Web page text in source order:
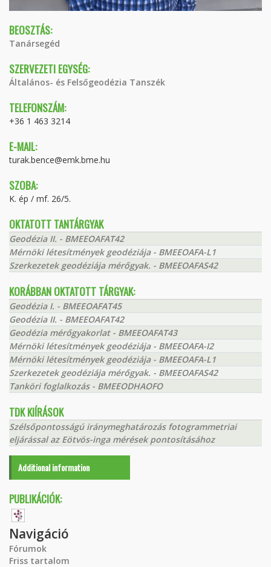
BEOSZTÁS:
Tanársegéd
SZERVEZETI EGYSÉG:
Általános- és Felsőgeodézia Tanszék
TELEFONSZÁM:
+36 1 463 3214
E-MAIL:
turak.bence@emk.bme.hu
SZOBA:
K. ép / mf. 26/5.
OKTATOTT TANTÁRGYAK
Geodézia II. - BMEEOAFAT42
Mérnöki létesítmények geodéziája - BMEEOAFA-L1
Szerkezetek geodéziája mérőgyak. - BMEEOAFAS42
KORÁBBAN OKTATOTT TÁRGYAK:
Geodézia I. - BMEEOAFAT45
Geodézia II. - BMEEOAFAT42
Geodézia mérőgyakorlat - BMEEOAFAT43
Mérnöki létesítmények geodéziája - BMEEOAFA-I2
Mérnöki létesítmények geodéziája - BMEEOAFA-L1
Szerkezetek geodéziája mérőgyak. - BMEEOAFAS42
Tanköri foglalkozás - BMEEODHAOFO
TDK KIÍRÁSOK
Szélsőpontosságú iránymeghatározás fotogrammetriai
eljárással az Eötvös-inga mérések pontosításához
Additional information
PUBLIKÁCIÓK:
Navigáció
Fórumok
Friss tartalom